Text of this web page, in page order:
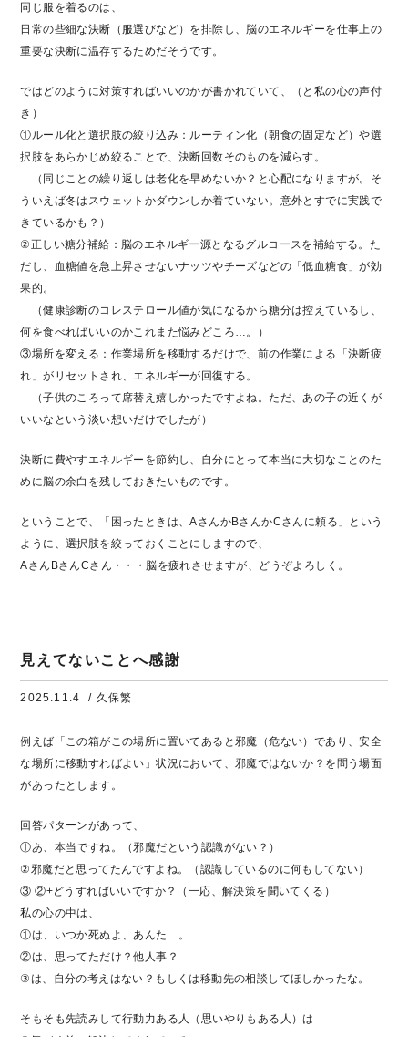
同じ服を着るのは、
日常の些細な決断（服選びなど）を排除し、脳のエネルギーを仕事上の
重要な決断に温存するためだそうです。
ではどのように対策すればいいのかが書かれていて、（と私の心の声付
き）
①ルール化と選択肢の絞り込み：ルーティン化（朝食の固定など）や選
択肢をあらかじめ絞ることで、決断回数そのものを減らす。
（同じことの繰り返しは老化を早めないか？と心配になりますが。そ
ういえば冬はスウェットかダウンしか着ていない。意外とすでに実践で
きているかも？）
②正しい糖分補給：脳のエネルギー源となるグルコースを補給する。た
だし、血糖値を急上昇させないナッツやチーズなどの「低血糖食」が効
果的。
（健康診断のコレステロール値が気になるから糖分は控えているし、
何を食べればいいのかこれまた悩みどころ…。）
③場所を変える：作業場所を移動するだけで、前の作業による「決断疲
れ」がリセットされ、エネルギーが回復する。
（子供のころって席替え嬉しかったですよね。ただ、あの子の近くが
いいなという淡い想いだけでしたが）
決断に費やすエネルギーを節約し、自分にとって本当に大切なことのた
めに脳の余白を残しておきたいものです。
ということで、「困ったときは、AさんかBさんかCさんに頼る」という
ように、選択肢を絞っておくことにしますので、
AさんBさんCさん・・・脳を疲れさせますが、どうぞよろしく。
見えてないことへ感謝
2025.11.4 / 久保繁
例えば「この箱がこの場所に置いてあると邪魔（危ない）であり、安全
な場所に移動すればよい」状況において、邪魔ではないか？を問う場面
があったとします。
回答パターンがあって、
①あ、本当ですね。（邪魔だという認識がない？）
②邪魔だと思ってたんですよね。（認識しているのに何もしてない）
③ ②+どうすればいいですか？（一応、解決策を聞いてくる）
私の心の中は、
①は、いつか死ぬよ、あんた…。
②は、思ってただけ？他人事？
③は、自分の考えはない？もしくは移動先の相談してほしかったな。
そもそも先読みして行動力ある人（思いやりもある人）は